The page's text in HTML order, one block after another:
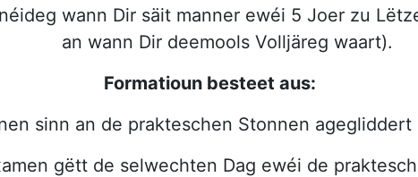
wann Dir säit manner ewéi 5 Joer zu
an wann Dir deemools Volljäreg waart).
Formatioun besteet aus:
sinn an de prakteschen Stonnen agegliddert
gëtt de selwechten Dag ewéi de